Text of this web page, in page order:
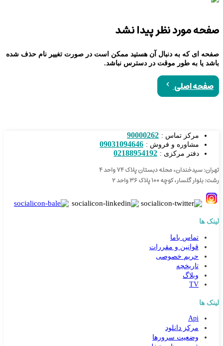
صفحه مورد نظر پیدا نشد
صفحه ای که به دنبال آن هستید ممکن است در صورت تغییر نام حذف شده
باشد یا به طور موقت در دسترس نباشد.
صفحه اصلی
مرکز تماس : 90000262
مشاوره و فروش : 09031094646
دفتر مرکزی : 02188954192
تهران: سیدخندان، محله دبستان پلاک ۷۴ واحد ۴
رشت: بلوار گلسار، کوچه ۱۰۰ پلاک ۳۶ واحد ۲
لینک ها
تماس باما
قوانین و مقررات
حریم خصوصی
تاریخچه
وبلاگ
TV
لینک ها
Api
مرکز دانلود
وضعیت سرورها